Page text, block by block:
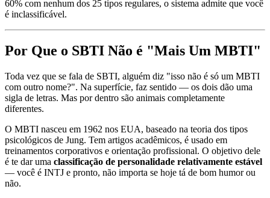
60% com nenhum dos 25 tipos regulares, o sistema admite que você
é inclassificável.
Por Que o SBTI Não é "Mais Um MBTI"
Toda vez que se fala de SBTI, alguém diz "isso não é só um MBTI
com outro nome?". Na superfície, faz sentido — os dois dão uma
sigla de letras. Mas por dentro são animais completamente
diferentes.
O MBTI nasceu em 1962 nos EUA, baseado na teoria dos tipos
psicológicos de Jung. Tem artigos acadêmicos, é usado em
treinamentos corporativos e orientação profissional. O objetivo dele
é te dar uma classificação de personalidade relativamente estável
— você é INTJ e pronto, não importa se hoje tá de bom humor ou
não.